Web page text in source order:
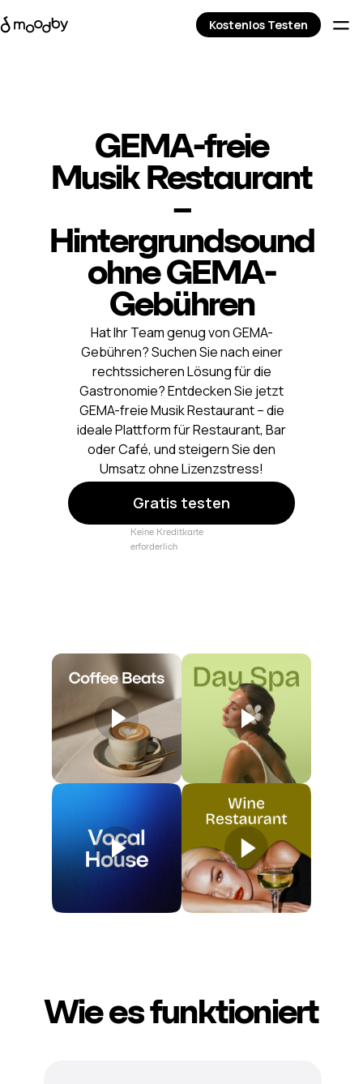
GEMA-freie
Musik Restaurant
–
Hintergrundsound
ohne GEMA-
Gebühren
Hat Ihr Team genug von GEMA-
Gebühren? Suchen Sie nach einer
rechtssicheren Lösung für die
Gastronomie? Entdecken Sie jetzt
GEMA-freie Musik Restaurant – die
ideale Plattform für Restaurant, Bar
oder Café, und steigern Sie den
Umsatz ohne Lizenzstress!
Gratis testen
Keine Kreditkarte
erforderlich
Wie es funktioniert
Kostenlos Testen